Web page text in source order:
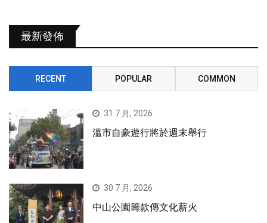
最新發佈
RECENT POPULAR COMMON
31 7 月, 2026
溫市自豪遊行將於週末舉行
30 7 月, 2026
中山公園籌款傳文化薪火